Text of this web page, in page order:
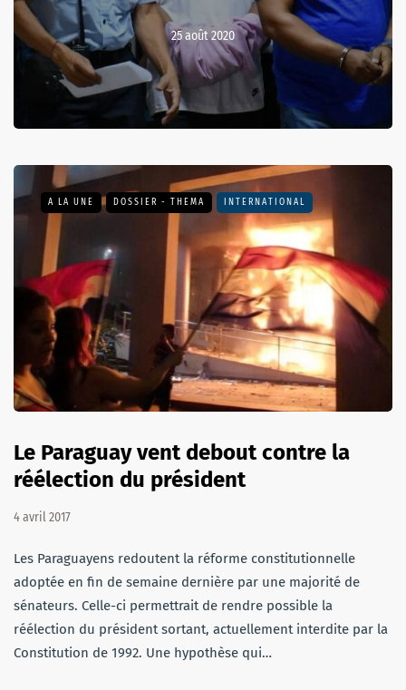
25 août 2020
A LA UNE DOSSIER - THEMA INTERNATIONAL
Le Paraguay vent debout contre la
réélection du président
4 avril 2017
Les Paraguayens redoutent la réforme constitutionnelle
adoptée en fin de semaine dernière par une majorité de
sénateurs. Celle-ci permettrait de rendre possible la
réélection du président sortant, actuellement interdite par la
Constitution de 1992. Une hypothèse qui…